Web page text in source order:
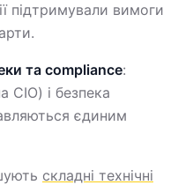
підтримували вимоги
та compliance:
CIO) і безпека
єдиним
складні технічні